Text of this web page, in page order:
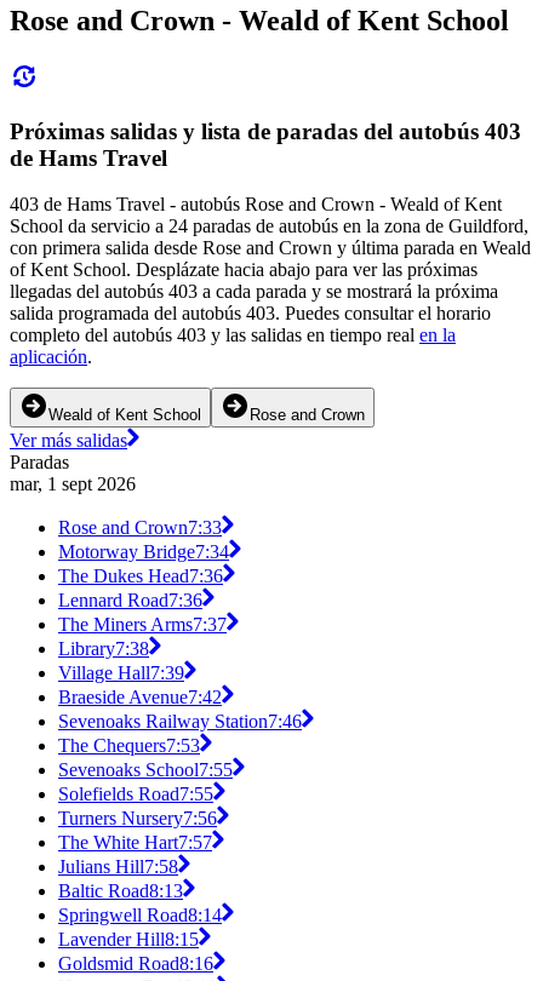
Rose and Crown - Weald of Kent School
Próximas salidas y lista de paradas del autobús 403
de Hams Travel
403 de Hams Travel - autobús Rose and Crown - Weald of Kent
School da servicio a 24 paradas de autobús en la zona de Guildford,
con primera salida desde Rose and Crown y última parada en Weald
of Kent School. Desplázate hacia abajo para ver las próximas
llegadas del autobús 403 a cada parada y se mostrará la próxima
salida programada del autobús 403. Puedes consultar el horario
completo del autobús 403 y las salidas en tiempo real en la
aplicación.
Weald of Kent School Rose and Crown
Ver más salidas
Paradas
mar, 1 sept 2026
Rose and Crown7:33
Motorway Bridge7:34
The Dukes Head7:36
Lennard Road7:36
The Miners Arms7:37
Library7:38
Village Hall7:39
Braeside Avenue7:42
Sevenoaks Railway Station7:46
The Chequers7:53
Sevenoaks School7:55
Solefields Road7:55
Turners Nursery7:56
The White Hart7:57
Julians Hill7:58
Baltic Road8:13
Springwell Road8:14
Lavender Hill8:15
Goldsmid Road8:16